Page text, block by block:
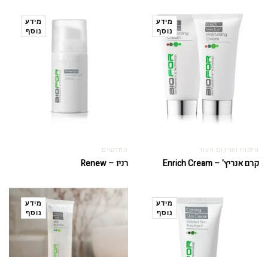
מידע
נוסף
טיפוח ושיקום העור
קרם אנריץ' – Enrich Cream
מידע
נוסף
מחדשים
רניו – Renew
מידע
נוסף
מידע
נוסף